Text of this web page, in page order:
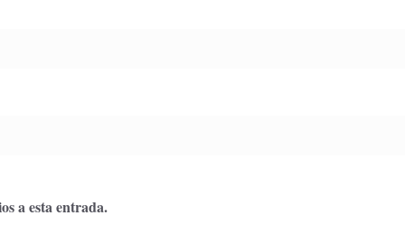
a esta entrada.